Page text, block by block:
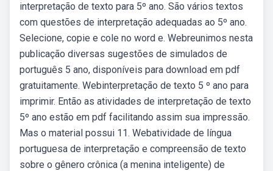
interpretação de texto para 5º ano. São vários textos
com questões de interpretação adequadas ao 5º ano.
Selecione, copie e cole no word e. Webreunimos nesta
publicação diversas sugestões de simulados de
português 5 ano, disponíveis para download em pdf
gratuitamente. Webinterpretação de texto 5 º ano para
imprimir. Então as atividades de interpretação de texto
5º ano estão em pdf facilitando assim sua impressão.
Mas o material possui 11. Webatividade de língua
portuguesa de interpretação e compreensão de texto
sobre o gênero crônica (a menina inteligente) de